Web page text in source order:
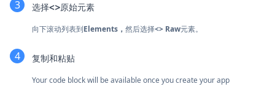
选择<>原始元素
向下滚动列表到Elements， 然后选择<> Raw元素。
复制和粘贴
Your code block will be available once you create your app